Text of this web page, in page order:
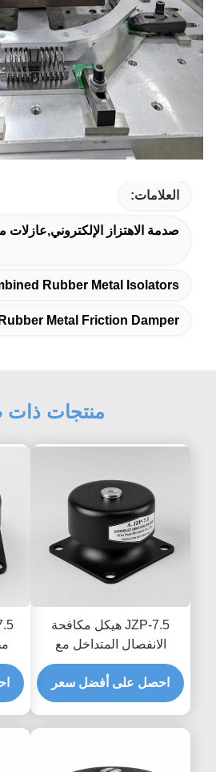
العلامات:
صدمة الاهتزاز
Rubber Metal Isolators
Rubber Metal Friction Damper
منتجات ذات
JZP-7.5 هيكل مكافحة
الانفصال المتداخل مع
امتصاص الصدمات
المطاطي مع تعقب الشرائح
المصنوعة بشكل دائم
احصل على أفضل سعر